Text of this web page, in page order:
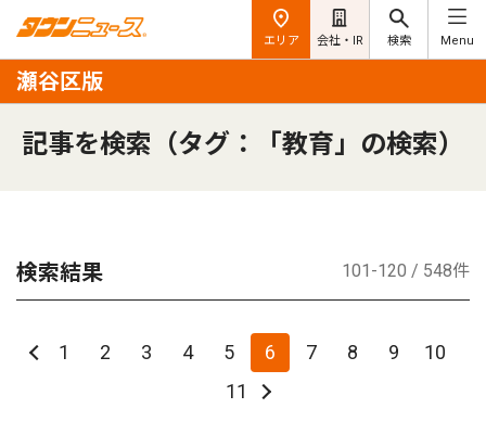
エリア 会社・IR 検索 Menu
瀬谷区版
記事を検索（タグ：「教育」の検索）
検索結果 101-120 / 548件
1 2 3 4 5 6 7 8 9
10
11